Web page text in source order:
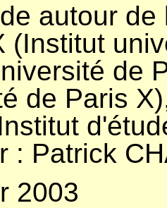
autour
(Institut
de
de Paris
: Patrick
2003